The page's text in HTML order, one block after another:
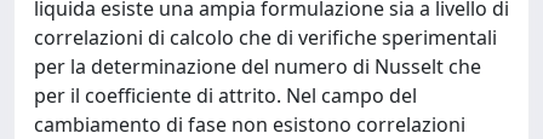
liquida esiste una ampia formulazione sia a livello di
correlazioni di calcolo che di verifiche sperimentali
per la determinazione del numero di Nusselt che
per il coefficiente di attrito. Nel campo del
cambiamento di fase non esistono correlazioni